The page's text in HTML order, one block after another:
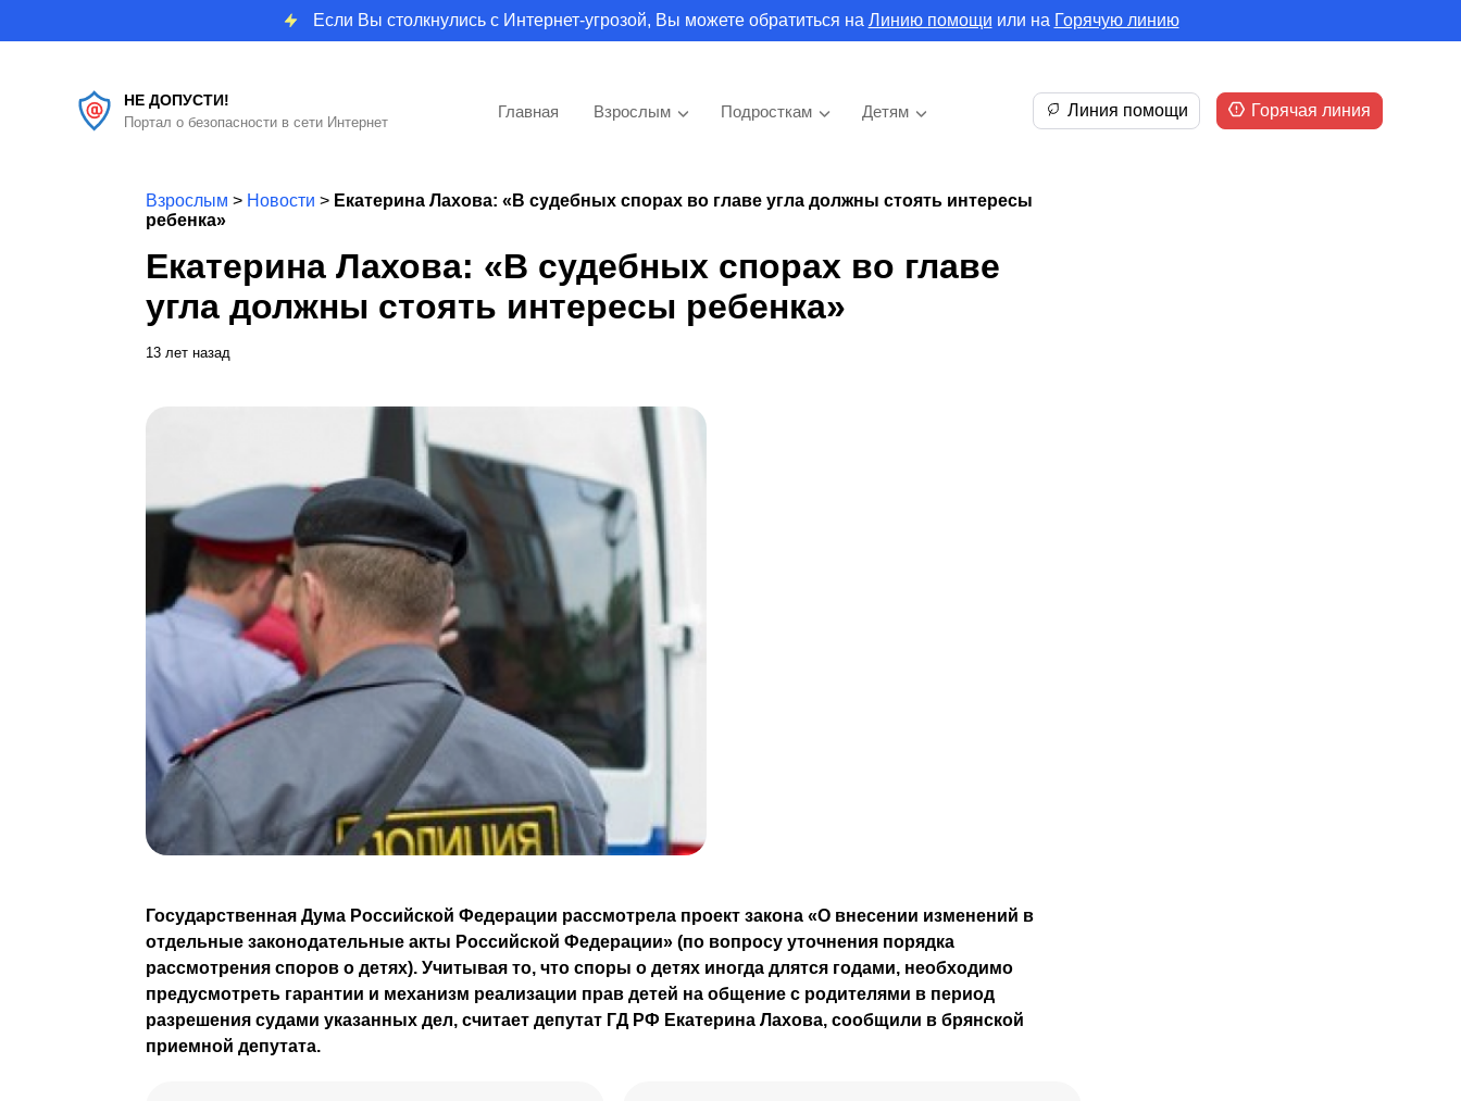
Если Вы столкнулись с Интернет-угрозой, Вы можете обратиться на Линию помощи или на Горячую линию
НЕ ДОПУСТИ!
Портал о безопасности в сети Интернет
Главная Взрослым Подросткам Детям Линия помощи Горячая линия
Взрослым > Новости > Екатерина Лахова: «В судебных спорах во главе угла должны стоять интересы
ребенка»
Екатерина Лахова: «В судебных спорах во главе
угла должны стоять интересы ребенка»
13 лет назад
Государственная Дума Российской Федерации рассмотрела проект закона «О внесении изменений в
отдельные законодательные акты Российской Федерации» (по вопросу уточнения порядка
рассмотрения споров о детях). Учитывая то, что споры о детях иногда длятся годами, необходимо
предусмотреть гарантии и механизм реализации прав детей на общение с родителями в период
разрешения судами указанных дел, считает депутат ГД РФ Екатерина Лахова, сообщили в брянской
приемной депутата.